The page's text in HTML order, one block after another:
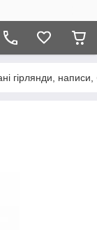
гірлянди, написи,